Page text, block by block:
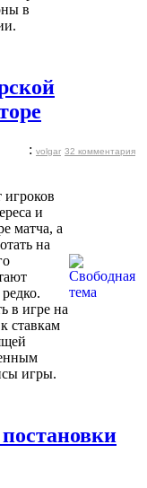
в
: volgar 32 комментария
и
матча, а
на
в игре на
ставкам
игры.